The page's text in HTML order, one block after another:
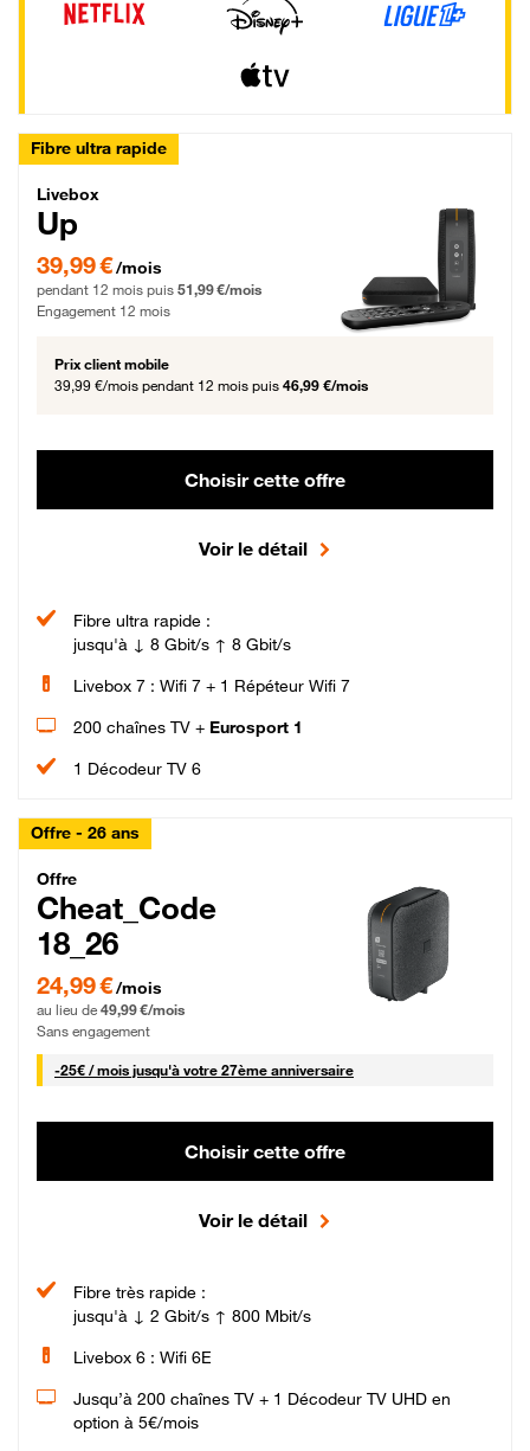
Fibre ultra rapide
Livebox Up Fibre
Livebox
Up
39,99 € par mois pendant 12 mois puis 51,99 € par mois, Engagement 12 mois
39,99 €/mois
pendant 12 mois puis 51,99 €/mois
Engagement 12 mois
Prix client mobile
39,99 €/mois pendant 12 mois puis 46,99 €/mois
Choisir cette offre
Voir le détail
Fibre ultra rapide :
jusqu'à ↓ 8 Gbit/s ↑ 8 Gbit/s
Livebox 7 : Wifi 7 + 1 Répéteur Wifi 7
200 chaînes TV + Eurosport 1
1 Décodeur TV 6
Offre - 26 ans
Cheat_Code Fibre_18_26
Offre
Cheat_Code
18_26
24,99 € par mois pendant 0 mois puis 49,99 € par mois, Sans engagement
24,99 €/mois
au lieu de 49,99 €/mois
Sans engagement
-25€ / mois25 € par mois
jusqu'à votre 27ème anniversaire
Choisir cette offre
Voir le détail
Fibre très rapide :
jusqu'à ↓ 2 Gbit/s ↑ 800 Mbit/s
Livebox 6 : Wifi 6E
Jusqu’à 200 chaînes TV + 1 Décodeur TV UHD en
option à 5€/mois